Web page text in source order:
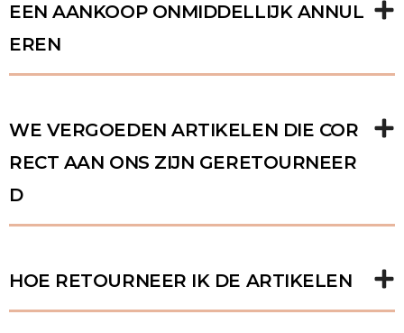
EEN AANKOOP ONMIDDELLIJK ANNUL
EREN
WE VERGOEDEN ARTIKELEN DIE COR
RECT AAN ONS ZIJN GERETOURNEER
D
HOE RETOURNEER IK DE ARTIKELEN